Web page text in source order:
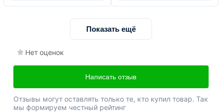
Показать ещё
Нет оценок
Написать отзыв
Отзывы могут оставлять только те, кто купил товар. Так
мы формируем честный рейтинг